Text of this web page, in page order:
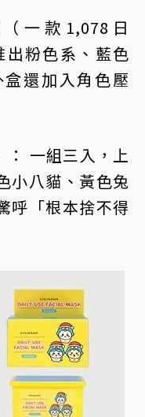
（一款1,078日
粉色系、藍色
還加入角色壓
： 一組三入，上
小八貓、黃色兔
呼「根本捨不得